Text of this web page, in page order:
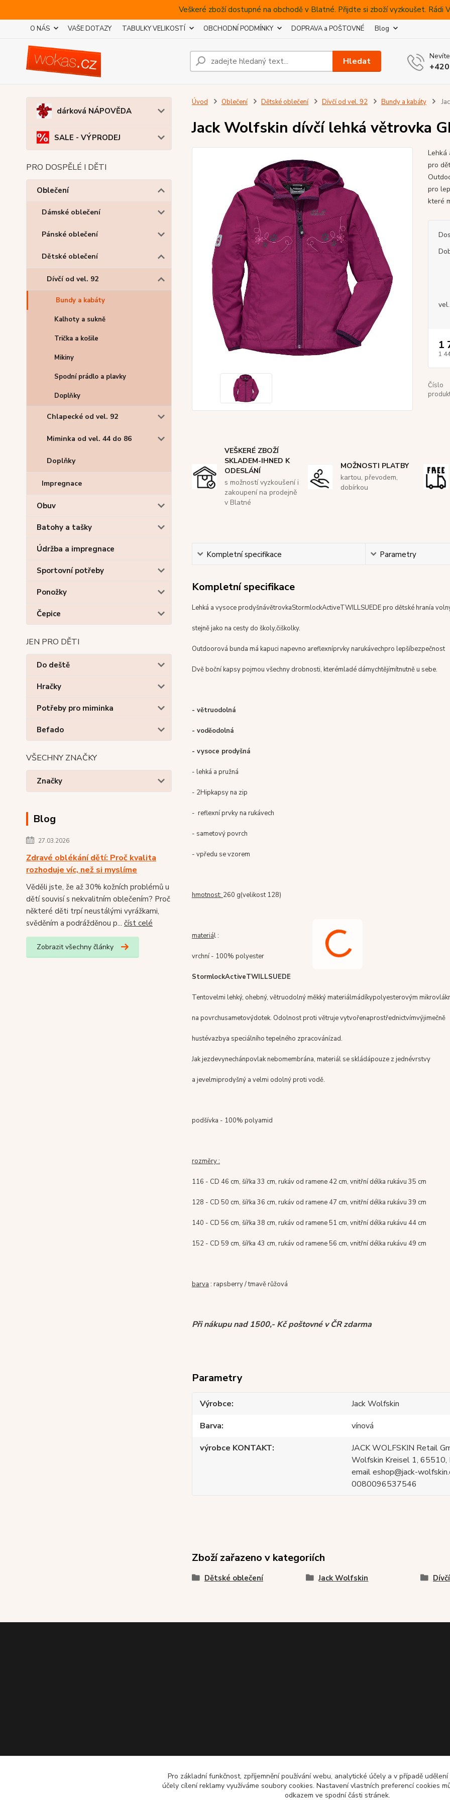
Veškeré zboží dostupné na obchodě v Blatné. Přijdte si zboží vyzkoušet. Rádi
O NÁS VAŠE DOTAZY TABULKY VELIKOSTÍ OBCHODNÍ PODMÍNKY DOPRAVA a POŠTOVNÉ Blog
Hledat
dárková NÁPOVĚDA
SALE - VÝPRODEJ
PRO DOSPĚLÉ I DĚTI
Oblečení
Dámské oblečení
Pánské oblečení
Dětské oblečení
Dívčí od vel. 92
Bundy a kabáty
Kalhoty a sukně
Trička a košile
Mikiny
Spodní prádlo a plavky
Doplňky
Chlapecké od vel. 92
Miminka od vel. 44 do 86
Doplňky
Impregnace
Obuv
Batohy a tašky
Údržba a impregnace
Sportovní potřeby
Ponožky
Čepice
JEN PRO DĚTI
Do deště
Hračky
Potřeby pro miminka
Befado
VŠECHNY ZNAČKY
Značky
Blog
27.03.2026
Zdravé oblékání dětí: Proč kvalita
rozhoduje víc, než si myslíme
Věděli jste, že až 30% kožních problémů u
dětí souvisí s nekvalitním oblečením? Proč
některé děti trpí neustálými vyrážkami,
svěděním a podrážděnou p... číst celé
Zobrazit všechny články
Úvod Oblečení Dětské oblečení Dívčí od vel. 92 Bundy a kabáty
Jack Wolfskin dívčí lehká větrovka
Lehká
pro
pro
které
1
1
Číslo
VEŠKERÉ ZBOŽÍ
SKLADEM-IHNED K
ODESLÁNÍ
s možností vyzkoušení i
zakoupení na prodejně
v Blatné
MOŽNOSTI PLATBY
kartou, převodem,
dobírkou
Kompletní specifikace Parametry
Kompletní specifikace
Lehká a vysoce prodyšnávětrovkaStormlockActiveTWILLSUEDEpro dětskéhranía
stejně jako na cesty do školy,čiškolky.
Outdoorová bunda má kapuci napevno areflexníprvky narukávechpro lepšíbezpečnost
Dvěboční kapsy pojmou všechny drobnosti, kterémladé dámychtějímítnutně u sebe.
- větruodolná
- voděodolná
- vysoce prodyšná
- lehká a pružná
- 2Hipkapsy na zip
- reflexníprvkyna rukávech
- sametový povrch
- vpředu se vzorem
hmotnost: 260 g(velikost128)
materiál :
vrchní - 100% polyester
StormlockActiveTWILLSUEDE
Tentovelmi lehký, ohebný, větruodolný měkký materiálmádíkypolyesterovým
na povrchusametovýdotek. Odolnost proti větruje vytvořenaprostřednictvímvýjimečně
hustévazbya speciálníhotepelného zpracovánízad.
Jak jezdevynechánpovlak nebomembrána, materiál se skládápouze z jednévrstvy
a jevelmiprodyšnýa velmi odolný proti vodě.
podšívka - 100% polyamid
rozměry :
116 - CD 46 cm, šířka 33 cm, rukáv od ramene 42 cm, vnitřní délka rukávu 35 cm
128 - CD 50 cm, šířka 36 cm, rukáv od ramene 47 cm, vnitřní délka rukávu 39 cm
140 - CD 56 cm, šířka 38 cm, rukáv od ramene 51 cm, vnitřní délka rukávu 44 cm
152- CD 59 cm, šířka 43 cm, rukáv od ramene 56 cm, vnitřní délka rukávu 49 cm
barva : rapsberry / tmavě růžová
Při nákupu nad 1500,- Kč poštovné v ČR zdarma
Parametry
Výrobce
Jack Wolfskin
Barva
vínová
výrobce KONTAKT
JACK WOLFSKIN Retail
Wolfskin Kreisel 1, 65510,
email eshop@jack-
0080096537546
Zboží zařazeno v kategoriích
Dětské oblečení Jack Wolfskin
Pro základní funkčnost, zpříjemnění používání webu, analytické účely a v případě
účely cílení reklamy využíváme soubory cookies. Nastavení vlastních preferencí cookies
odkazem ve spodní části stránek.